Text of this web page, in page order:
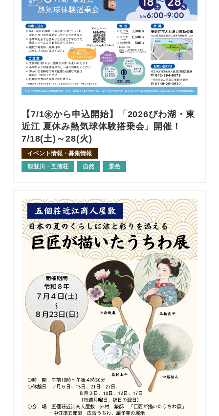
【7/1㊌から申込開始】「2026びわ湖・東
近江 夏休み熱気球体験搭乗会」開催！
7/18(土)～28(火)
イベント情報・募集情報
能登川・五個荘
自然 景色